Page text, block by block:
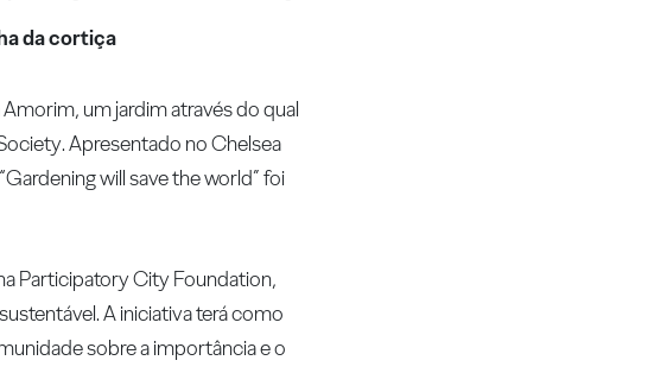
da cortiça
um jardim através do qual
Apresentado no Chelsea
will save the world” foi
Participatory City Foundation,
A iniciativa terá como
sobre a importância e o